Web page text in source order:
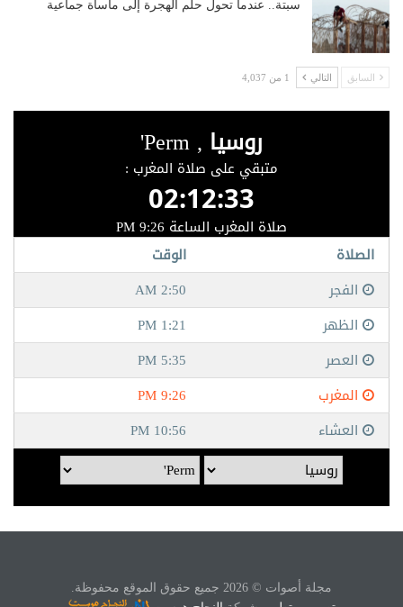
سبتة.. عندما تحول حلم الهجرة إلى مأساة جماعية
السابق التالي 1 من 4,037
مجلة أصوات © 2026 جميع حقوق الموقع محفوظة.